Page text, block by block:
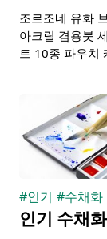
조르조네 유화
아크릴 겸용붓
트 10종 파우치
#인기 #수채화
인기 수채